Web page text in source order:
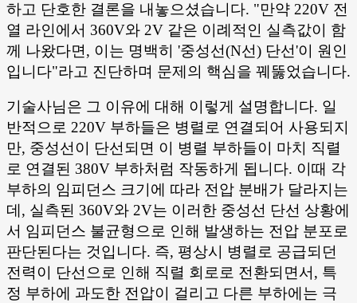
하고 단호한 결론을 내놓으셨습니다. "만약 220V 전
열 라인에서 360V와 2V 같은 이례적인 실측값이 함
께 나왔다면, 이는 명백히 '중성선(N선) 단선'이 원인
입니다"라고 진단하며 문제의 핵심을 꿰뚫었습니다.
기술사님은 그 이유에 대해 이렇게 설명합니다. 일
반적으로 220V 부하들은 병렬로 연결되어 사용되지
만, 중성선이 단선되면 이 병렬 부하들이 마치 직렬
로 연결된 380V 부하처럼 작동하게 됩니다. 이때 각
부하의 임피던스 크기에 따라 전압 분배가 달라지는
데, 실측된 360V와 2V는 이러한 중성선 단선 상황에
서 임피던스 불균형으로 인해 발생하는 전압 분포로
판단된다는 것입니다. 즉, 평상시 병렬로 공급되던
전력이 단선으로 인해 직렬 회로로 전환되면서, 특
정 부하에 과도한 전압이 걸리고 다른 부하에는 극